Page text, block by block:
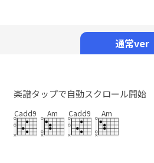
通常ver
楽譜タップで自動スクロール開始
Cadd9 Am Cadd9 Am